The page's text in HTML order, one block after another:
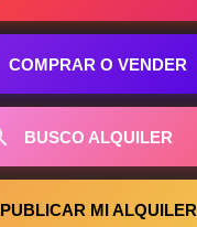
COMPRAR O VENDER
BUSCO ALQUILER
PUBLICAR MI ALQUILER